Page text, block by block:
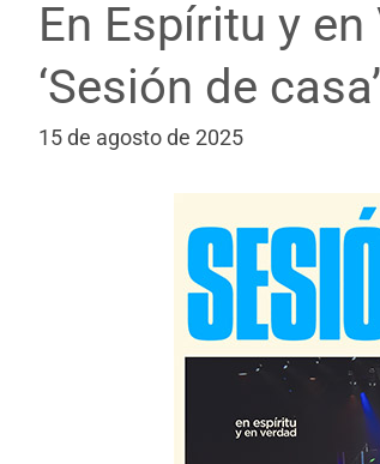
En Espíritu y
‘Sesión de casa’
15 de agosto de 2025